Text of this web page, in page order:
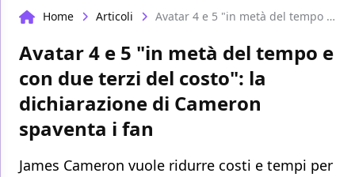
Home Articoli Avatar 4 e 5 "in metà del tempo e con due terzi del costo": la dichiarazione di Cameron spaventa i fan
Avatar 4 e 5 "in metà del tempo e
con due terzi del costo": la
dichiarazione di Cameron
spaventa i fan
James Cameron vuole ridurre costi e tempi per